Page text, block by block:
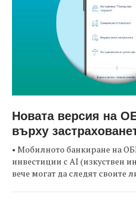
Новата версия на
върху
• Мобилното банкиране на
инвестиции с AI (изкуствен
вече могат да следят своите